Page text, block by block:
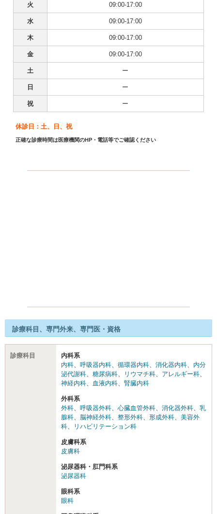
火 09:00-17:00
水 09:00-17:00
木 09:00-17:00
金 09:00-17:00
土 ー
日 ー
祝 ー
休診日：土、日、祝
正確な診療時間は医療機関のHP・電話等でご確認ください
診療科目、専門外来、専門医・資格
診療科目
内科系
内科
呼吸器内科 循環器内科 消化器内科
内分
泌代謝科
糖尿病科 リウマチ科 アレルギー科
神経内科
血液内科 腎臓内科
外科系
外科
呼吸器外科 心臓血管外科 消化器外科
乳
腺科
脳神経外科 整形外科 形成外科
美容外
科
リハビリテーション科
皮膚科系
皮膚科
泌尿器科・肛門科系
泌尿器科
眼科系
眼科